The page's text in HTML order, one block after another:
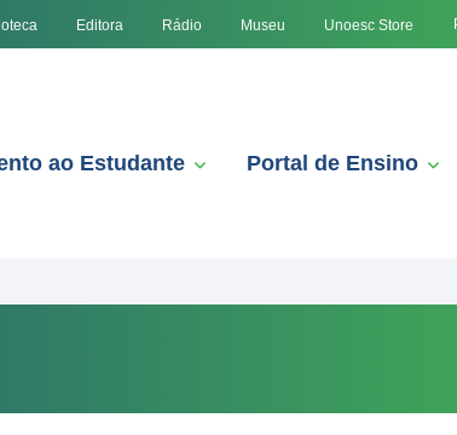
Editora Rádio Museu Unoesc Store
ao Estudante Portal de Ensino